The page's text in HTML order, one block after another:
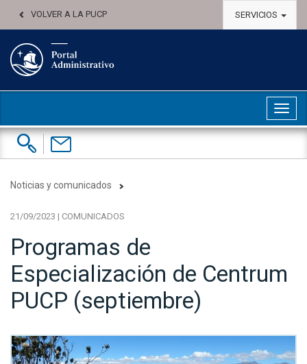
VOLVER A LA PUCP SERVICIOS
Buscar:
Contáctenos
Noticias y comunicados
21/09/2023 | COMUNICADOS
Programas de
Especialización de Centrum
PUCP (septiembre)